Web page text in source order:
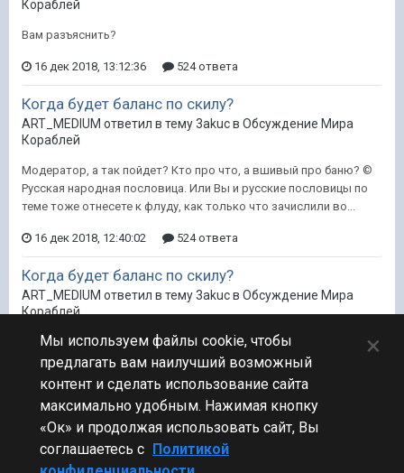
Кораблей
Вам разъяснить?
16 дек 2018, 13:12:36 524 ответа
Когда будет баланс по скилу?
ART_MEDIUM ответил в тему 3akuc в Обсуждение Мира
Кораблей
Модератор, а так пойдет? Кто про что, а вшивый про баню? ©
Русская народная пословица. Или Вы и русские пословицы по
теме тоже отнесете к флуду, как только что зачислили во...
16 дек 2018, 12:40:02 524 ответа
Когда будет баланс по скилу?
ART_MEDIUM ответил в тему 3akuc в Обсуждение Мира
Кораблей
Да, потому как друзья ВГ слились ... нет, проиграли! 24 страницы
- это проигрыш, но никак не слив.
16 дек 2018, 07:23:38 524 ответа 1
Мы используем файлы cookie, чтобы
предлагать вам наилучший возможный
контент и сделать использование сайта
максимально удобным. Нажимая кнопку
«Ок» и продолжая использовать сайт, Вы
соглашаетесь с Политикой
×